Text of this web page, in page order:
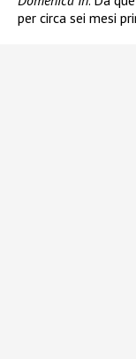
per circa sei mesi